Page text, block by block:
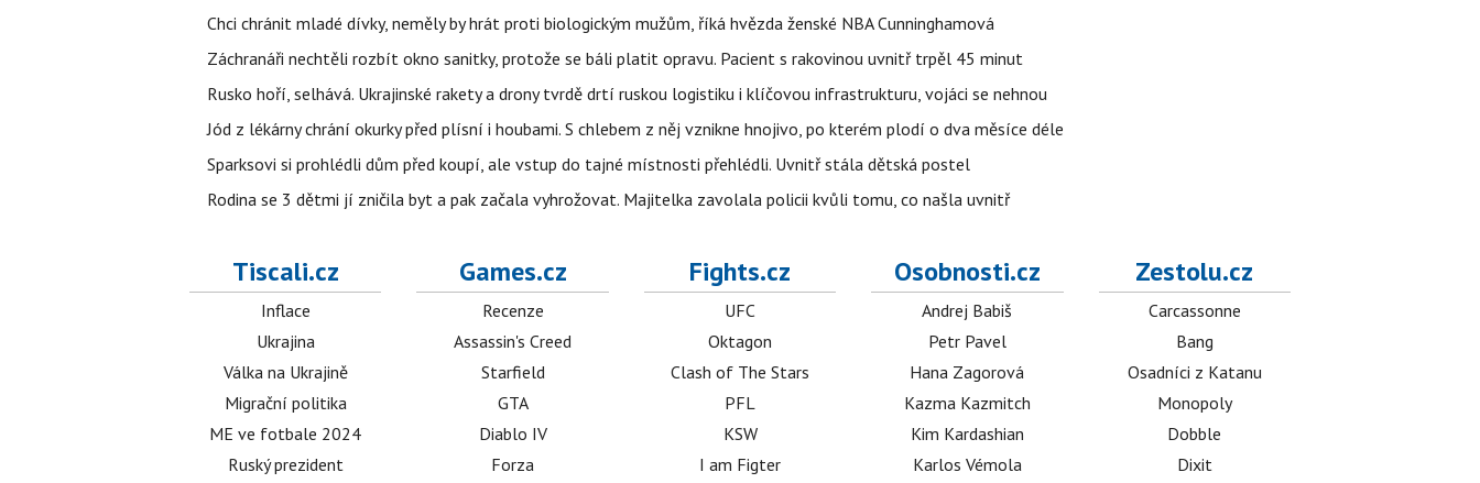
Chci chránit mladé dívky, neměly by hrát proti biologickým mužům, říká hvězda ženské NBA Cunninghamová
Záchranáři nechtěli rozbít okno sanitky, protože se báli platit opravu. Pacient s rakovinou uvnitř trpěl 45 minut
Rusko hoří, selhává. Ukrajinské rakety a drony tvrdě drtí ruskou logistiku i klíčovou infrastrukturu, vojáci se nehnou
Jód z lékárny chrání okurky před plísní i houbami. S chlebem z něj vznikne hnojivo, po kterém plodí o dva měsíce déle
Sparksovi si prohlédli dům před koupí, ale vstup do tajné místnosti přehlédli. Uvnitř stála dětská postel
Rodina se 3 dětmi jí zničila byt a pak začala vyhrožovat. Majitelka zavolala policii kvůli tomu, co našla uvnitř
Tiscali.cz
Inflace
Ukrajina
Válka na Ukrajině
Migrační politika
ME ve fotbale 2024
Ruský prezident
Games.cz
Recenze
Assassin's Creed
Starfield
GTA
Diablo IV
Forza
Fights.cz
UFC
Oktagon
Clash of The Stars
PFL
KSW
I am Figter
Osobnosti.cz
Andrej Babiš
Petr Pavel
Hana Zagorová
Kazma Kazmitch
Kim Kardashian
Karlos Vémola
Zestolu.cz
Carcassonne
Bang
Osadníci z Katanu
Monopoly
Dobble
Dixit